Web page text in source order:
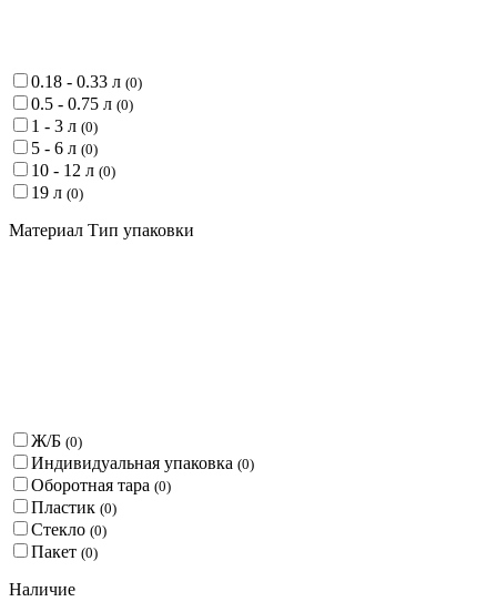
0.18 - 0.33 л (0)
0.5 - 0.75 л (0)
1 - 3 л (0)
5 - 6 л (0)
10 - 12 л (0)
19 л (0)
Материал Тип упаковки
Ж/Б (0)
Индивидуальная упаковка (0)
Оборотная тара (0)
Пластик (0)
Стекло (0)
Пакет (0)
Наличие